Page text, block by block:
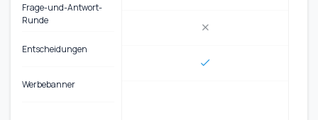
Frage-und-Antwort-
Runde
Entscheidungen
Werbebanner